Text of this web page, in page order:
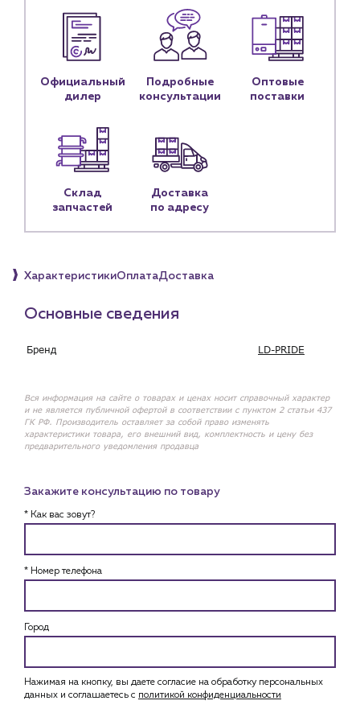
Контактные данные
Наши партнёры
+7 (918) 070-19-79
Пн – пт: 9:00 – 18:00
sales@profpotok.ru
Официальный
дилер
Подробные
консультации
Оптовые
поставки
Склад
запчастей
Доставка
по адресу
ХарактеристикиОплатаДоставка
Основные сведения
Бренд LD-PRIDE
Вся информация на сайте о товарах и ценах носит справочный характер
и не является публичной офертой в соответствии с пунктом 2 статьи 437
ГК РФ. Производитель оставляет за собой право изменять
характеристики товара, его внешний вид, комплектность и цену без
предварительного уведомления продавца
Закажите консультацию по товару
* Как вас зовут?
* Номер телефона
Город
Нажимая на кнопку, вы даете согласие на обработку персональных
данных и соглашаетесь c политикой конфиденциальности